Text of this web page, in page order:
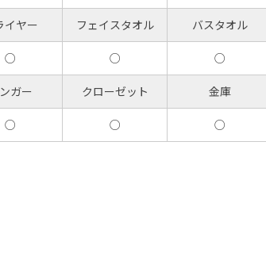
イヤー フェイスタオル バスタオル
○ ○ ○
ガー クローゼット 金庫
○ ○ ○